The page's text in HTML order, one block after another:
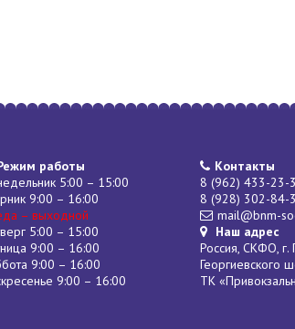
работы
5:00 – 15:00
9:00 – 16:00
– выходной
5:00 – 15:00
9:00 – 16:00
9:00 – 16:00
9:00 – 16:00
Контакты
8 (962) 433-23-
8 (928) 302-84-
mail@bnm-
Наш адрес
Россия, СКФО, г.
Георгиевского
ТК